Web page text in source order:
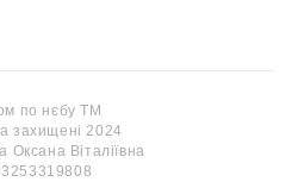
по нєбу ТМ
захищені 2024
Віталіївна
3253319808